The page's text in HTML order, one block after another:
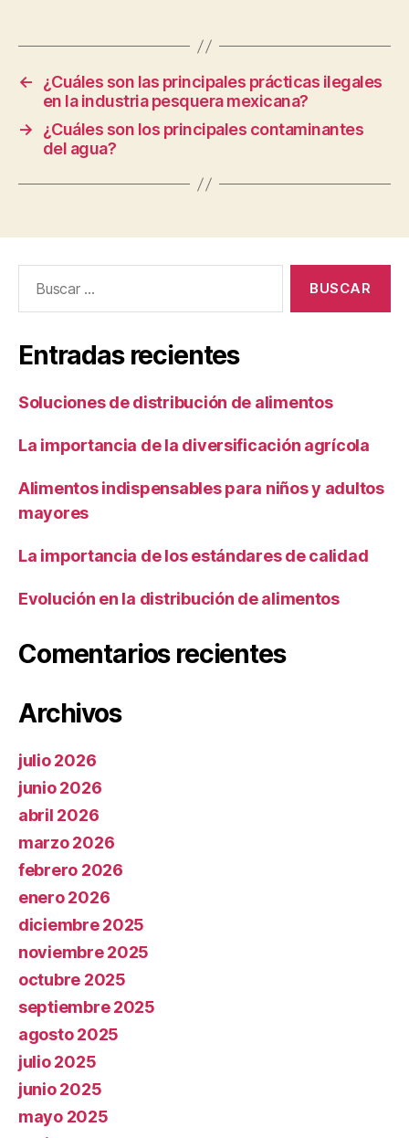
←
¿Cuáles son las principales prácticas ilegales
en la industria pesquera mexicana?
→
¿Cuáles son los principales contaminantes
del agua?
Entradas recientes
Soluciones de distribución de alimentos
La importancia de la diversificación agrícola
Alimentos indispensables para niños y adultos
mayores
La importancia de los estándares de calidad
Evolución en la distribución de alimentos
Comentarios recientes
Archivos
julio 2026
junio 2026
abril 2026
marzo 2026
febrero 2026
enero 2026
diciembre 2025
noviembre 2025
octubre 2025
septiembre 2025
agosto 2025
julio 2025
junio 2025
mayo 2025